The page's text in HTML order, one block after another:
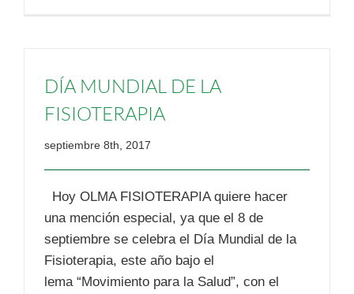
DÍA MUNDIAL DE LA
FISIOTERAPIA
septiembre 8th, 2017
Hoy OLMA FISIOTERAPIA quiere hacer
una mención especial, ya que el 8 de
septiembre se celebra el Día Mundial de la
Fisioterapia, este año bajo el
lema “Movimiento para la Salud”, con el